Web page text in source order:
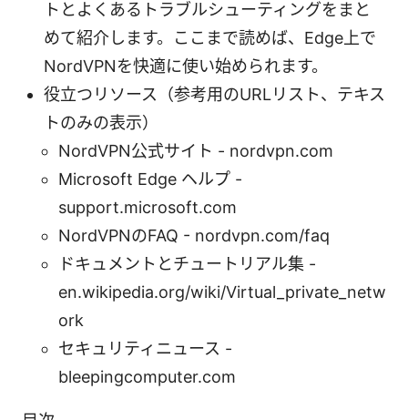
トとよくあるトラブルシューティングをまと
めて紹介します。ここまで読めば、Edge上で
NordVPNを快適に使い始められます。
役立つリソース（参考用のURLリスト、テキス
トのみの表示）
NordVPN公式サイト - nordvpn.com
Microsoft Edge ヘルプ -
support.microsoft.com
NordVPNのFAQ - nordvpn.com/faq
ドキュメントとチュートリアル集 -
en.wikipedia.org/wiki/Virtual_private_netw
ork
セキュリティニュース -
bleepingcomputer.com